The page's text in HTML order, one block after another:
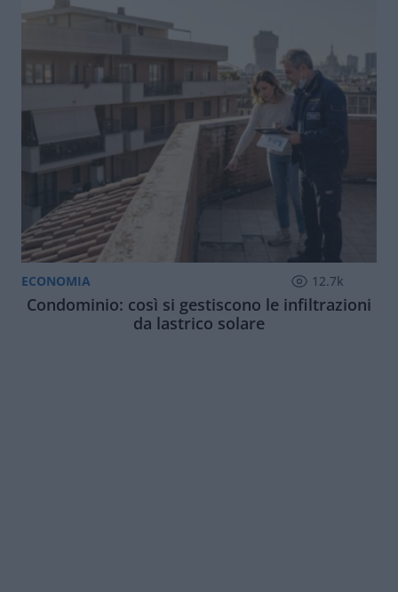
ECONOMIA 12.7k
Condominio: così si gestiscono le infiltrazioni
da lastrico solare